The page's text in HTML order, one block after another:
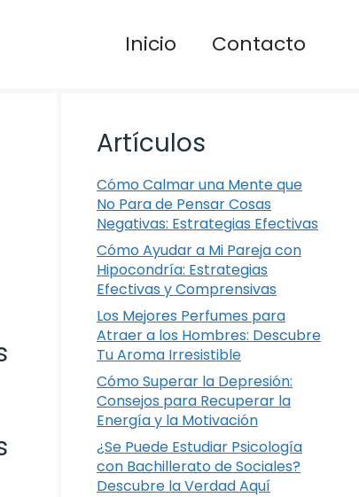
Inicio Contacto
Artículos
Cómo Calmar una Mente que
No Para de Pensar Cosas
Negativas: Estrategias Efectivas
Cómo Ayudar a Mi Pareja con
Hipocondría: Estrategias
Efectivas y Comprensivas
Los Mejores Perfumes para
Atraer a los Hombres: Descubre
Tu Aroma Irresistible
Cómo Superar la Depresión:
Consejos para Recuperar la
Energía y la Motivación
¿Se Puede Estudiar Psicología
con Bachillerato de Sociales?
Descubre la Verdad Aquí